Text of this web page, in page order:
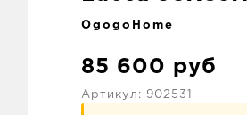
OgogoHome
85 600 руб
Артикул: 902531